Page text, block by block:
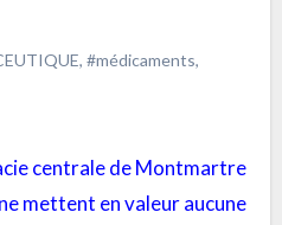
, #médicaments,
mettent en valeur aucune